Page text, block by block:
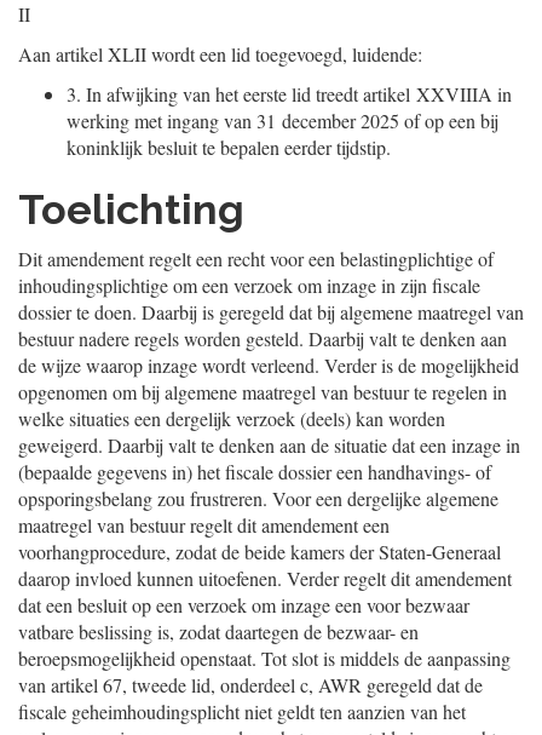
II
Aan artikel XLII wordt een lid toegevoegd, luidende:
3. In afwijking van het eerste lid treedt artikel XXVIIIA in
werking met ingang van 31 december 2025 of op een bij
koninklijk besluit te bepalen eerder tijdstip.
Toelichting
Dit amendement regelt een recht voor een belastingplichtige of
inhoudingsplichtige om een verzoek om inzage in zijn fiscale
dossier te doen. Daarbij is geregeld dat bij algemene maatregel van
bestuur nadere regels worden gesteld. Daarbij valt te denken aan
de wijze waarop inzage wordt verleend. Verder is de mogelijkheid
opgenomen om bij algemene maatregel van bestuur te regelen in
welke situaties een dergelijk verzoek (deels) kan worden
geweigerd. Daarbij valt te denken aan de situatie dat een inzage in
(bepaalde gegevens in) het fiscale dossier een handhavings- of
opsporingsbelang zou frustreren. Voor een dergelijke algemene
maatregel van bestuur regelt dit amendement een
voorhangprocedure, zodat de beide kamers der Staten-Generaal
daarop invloed kunnen uitoefenen. Verder regelt dit amendement
dat een besluit op een verzoek om inzage een voor bezwaar
vatbare beslissing is, zodat daartegen de bezwaar- en
beroepsmogelijkheid openstaat. Tot slot is middels de aanpassing
van artikel 67, tweede lid, onderdeel c, AWR geregeld dat de
fiscale geheimhoudingsplicht niet geldt ten aanzien van het